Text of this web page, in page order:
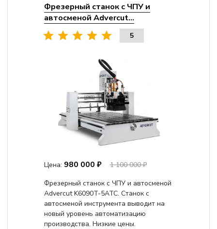
Фрезерный станок с ЧПУ и
автосменой Advercut...
5
Цена: 980 000 ₽
1 100 000 ₽
Фрезерный станок с ЧПУ и автосменой
Advercut K6090T-5ATC. Станок с
автосменой инструмента выводит на
новый уровень автоматизацию
производства. Низкие цены.